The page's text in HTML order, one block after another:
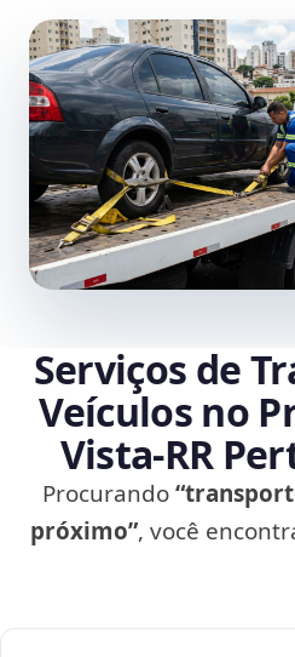
Serviços de
Veículos no
Vista‑RR
Procurando
próximo”, você